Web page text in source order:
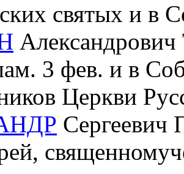
святых и в
3 фев. и в
Церкви
Сергеевич